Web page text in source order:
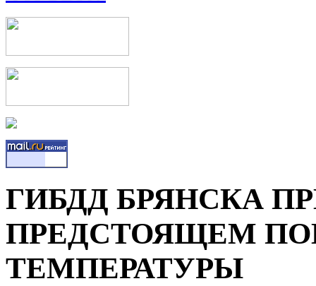
ГИБДД БРЯНСКА
ПРЕДСТОЯЩЕМ
ТЕМПЕРАТУРЫ